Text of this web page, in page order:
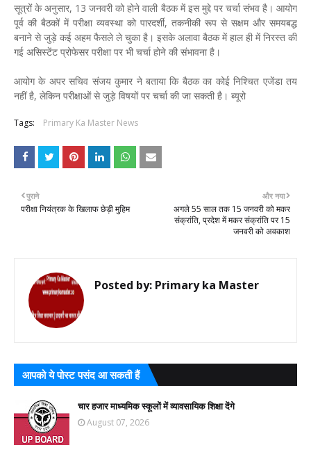
सूत्रों के अनुसार, 13 जनवरी को होने वाली बैठक में इस मुद्दे पर चर्चा संभव है। आयोग
पूर्व की बैठकों में परीक्षा व्यवस्था को पारदर्शी, तकनीकी रूप से सक्षम और समयबद्ध
बनाने से जुड़े कई अहम फैसले ले चुका है। इसके अलावा बैठक में हाल ही में निरस्त की
गई असिस्टेंट प्रोफेसर परीक्षा पर भी चर्चा होने की संभावना है।
आयोग के अपर सचिव संजय कुमार ने बताया कि बैठक का कोई निश्चित एजेंडा तय
नहीं है, लेकिन परीक्षाओं से जुड़े विषयों पर चर्चा की जा सकती है। ब्यूरो
Tags: Primary Ka Master News
और नया
अगले 55 साल तक 15 जनवरी को मकर
संक्रांति, प्रदेश में मकर संक्रांति पर 15
जनवरी को अवकाश
पुराने
परीक्षा नियंत्रक के खिलाफ छेड़ी मुहिम
Posted by: Primary ka Master
आपको ये पोस्ट पसंद आ सकती हैं
चार हजार माध्यमिक स्कूलों में व्यावसायिक शिक्षा देंगे
August 07, 2026